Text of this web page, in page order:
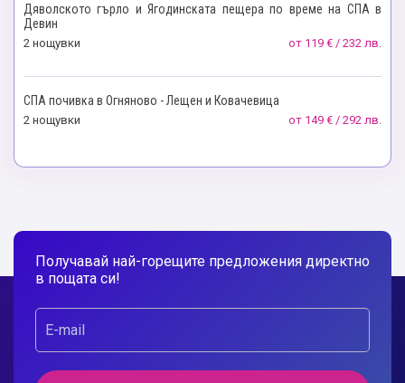
Дяволското гърло и Ягодинската пещера по време на СПА в
Девин
2 нощувки от 119 € / 232 лв.
СПА почивка в Огняново - Лещен и Ковачевица
2 нощувки от 149 € / 292 лв.
Получавай най-горещите предложения директно
в пощата си!